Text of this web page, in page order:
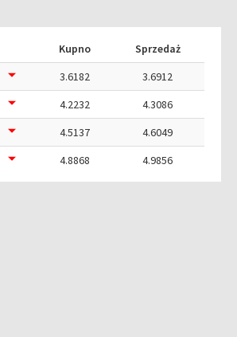
Kupno
Sprzedaż
3.6182
3.6912
4.2232
4.3086
4.5137
4.6049
4.8868 4.9856